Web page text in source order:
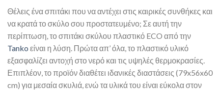
Θέλεις ένα σπιτάκι που να αντέχει στις καιρικές συνθήκες και
να κρατά το σκύλο σου προστατευμένο; Σε αυτή την
περίπτωση, το σπιτάκι σκύλου πλαστικό ECO από την
Tanko είναι η λύση. Πρώτα απ’ όλα, το πλαστικό υλικό
εξασφαλίζει αντοχή στο νερό και τις υψηλές θερμοκρασίες.
Επιπλέον, το προϊόν διαθέτει ιδανικές διαστάσεις (79x56x60
cm) για μεσαία σκυλιά, ενώ τα υλικά του είναι εύκολα στον